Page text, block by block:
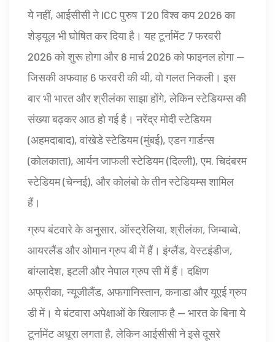
ये नहीं, आईसीसी नेICC पुरुष T20 विश्व कप 2026का
शेड्यूल भी घोषित कर दिया है। यह टूर्नामेंट 7 फरवरी
2026 को शुरू होगा और 8 मार्च 2026 को फाइनल होगा —
जिसकी अफवाह 6 फरवरी की थी, वो गलत निकली। इस
बार भी भारत और श्रीलंका साझा होंगे, लेकिन स्टेडियम्स की
संख्या बढ़कर आठ हो गई है।नरेंद्र मोदी स्टेडियम
(अहमदाबाद),वांखेडे स्टेडियम(मुंबई),एडन गार्डन्स
(कोलकाता), आर्यन जाफली स्टेडियम(दिल्ली),एम. चिदंबरम
स्टेडियम(चेन्नई), और कोलंबो के तीन स्टेडियम्स शामिल
हैं।
ग्रुप बंटवारे के अनुसार, ऑस्ट्रेलिया, श्रीलंका, जिम्बाब्वे,
आयरलैंड और ओमान ग्रुप बी में हैं। इंग्लैंड, वेस्टइंडीज,
बांग्लादेश, इटली और नेपाल ग्रुप सी में हैं। दक्षिण
अफ्रीका, न्यूजीलैंड, अफगानिस्तान, कनाडा और यूएई ग्रुप
डी में। ये बंटवारा अपेक्षाओं के खिलाफ है — भारत के बिना ये
टूर्नामेंट अधूरा लगता है, लेकिन आईसीसी ने इसे दूसरे